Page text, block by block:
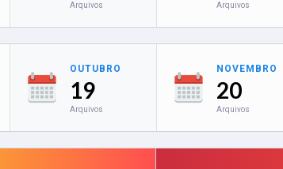
Arquivos Arquivos
OUTUBRO
19
Arquivos
NOVEMBRO
20
Arquivos